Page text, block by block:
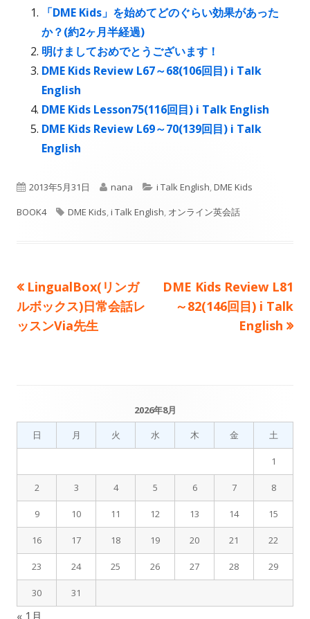
ウ
で
開
き
す
ド
で
開
ま
す
ド
開
ま
す
「DME Kids」を始めてどのぐらい効果があった
か？(約2ヶ月半経過)
明けましておめでとうございます！
DME Kids Review L67～68(106回目) i Talk
English
DME Kids Lesson75(116回目) i Talk English
DME Kids Review L69～70(139回目) i Talk
English
公
開
2013年5月31日
作
成
nana
カ
テ
ー
i Talk English,DME Kids
BOOK4
タ
DME Kids,i Talk English, オンライン英会話
投
稿
シ
ョ
ン
前
の
記
LingualBox(リンガ
ルボックス)日常会話レ
ッスンVia先生
次
DME Kids Review L81
～82(146回目) i Talk
English
メ
イ
ン
サ
イ
ド
バ
2026年8月
日
月 火 水 木 金 土
1
2 3 4 5 6 7 8
9 10 11 12 13 14 15
16 17 18 19 20 21 22
23 24 25 26 27 28 29
30 31